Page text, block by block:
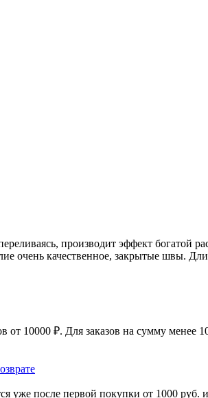
производит эффект богатой
очень качественное, закрытые швы.
10000 ₽. Для заказов на сумму менее
уже после первой покупки от 1000